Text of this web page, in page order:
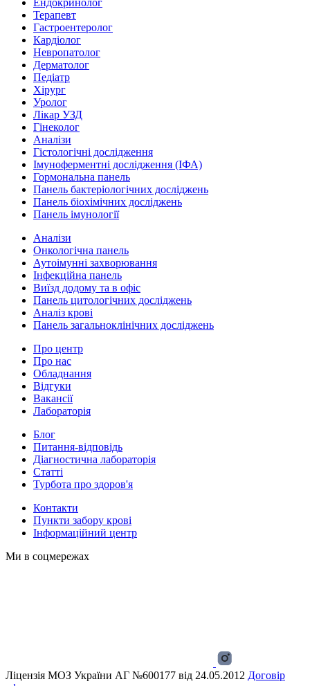
Ендокринолог
Терапевт
Гастроентеролог
Кардіолог
Невропатолог
Дерматолог
Педіатр
Хірург
Уролог
Лікар УЗД
Гінеколог
Аналізи
Гістологічні дослідження
Імуноферментні дослідження (ІФА)
Гормональна панель
Панель бактеріологічних досліджень
Панель біохімічних досліджень
Панель імунології
Аналізи
Онкологічна панель
Аутоімунні захворювання
Інфекційна панель
Виїзд додому та в офіс
Панель цитологічних досліджень
Аналіз крові
Панель загальноклінічних досліджень
Про центр
Про нас
Обладнання
Відгуки
Вакансії
Лабораторія
Блог
Питання-відповідь
Діагностична лабораторія
Статті
Турбота про здоров'я
Контакти
Пункти забору крові
Інформаційний центр
Ми в соцмережах
Ліцензія МОЗ України АГ №600177 від 24.05.2012 Договір